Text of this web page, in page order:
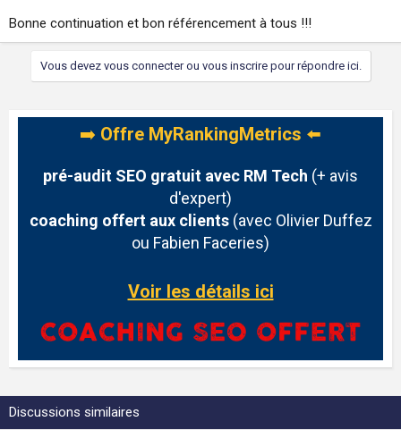
Bonne continuation et bon référencement à tous !!!
Vous devez vous connecter ou vous inscrire pour répondre ici.
➡️ Offre MyRankingMetrics ⬅️
pré-audit SEO gratuit avec RM Tech (+ avis
d'expert)
coaching offert aux clients(avec Olivier Duffez
ou Fabien Faceries)
Voir les détails ici
Discussions similaires